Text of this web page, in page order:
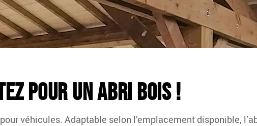
pour un abri bois !
véhicules. Adaptable selon l’emplacement disponible,